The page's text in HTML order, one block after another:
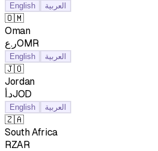
English العربية
🇴🇲
Oman
ر.عOMR
English العربية
🇯🇴
Jordan
د.أJOD
English العربية
🇿🇦
South Africa
RZAR